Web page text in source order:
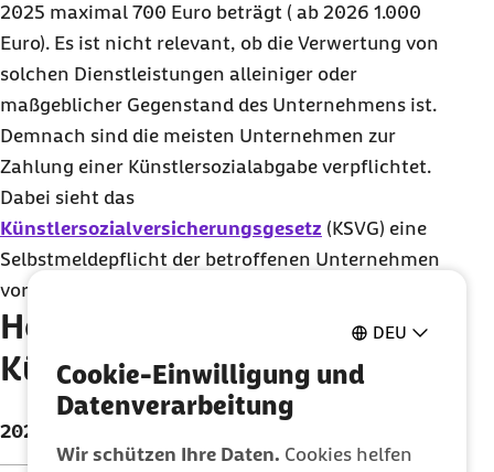
DEU
Cookie-Einwilligung und
Datenverarbeitung
Wir schützen Ihre Daten. Cookies helfen
2025 maximal 700 Euro beträgt ( ab 2026 1.000
Euro). Es ist nicht relevant, ob die Verwertung von
solchen Dienstleistungen alleiniger oder
maßgeblicher Gegenstand des Unternehmens ist.
Demnach sind die meisten Unternehmen zur
Zahlung einer Künstlersozialabgabe verpflichtet.
Dabei sieht das
Künstlersozialversicherungsgesetz (KSVG) eine
Selbstmeldepflicht der betroffenen Unternehmen
vor.
Höhe der
Künstlersozialabgabe
2022